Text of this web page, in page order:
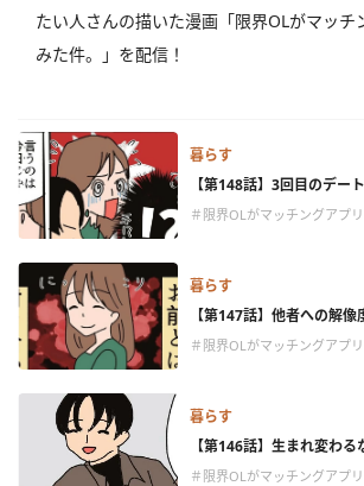
たい人さんの描いた漫画「限界OLがマッチ
みた件。」を配信！
暮らす
【第148話】3回目のデート
＃限界OLがマッチングアプリ
暮らす
【第147話】他者への解像
＃限界OLがマッチングアプリ
暮らす
【第146話】生まれ変わる
＃限界OLがマッチングアプリ